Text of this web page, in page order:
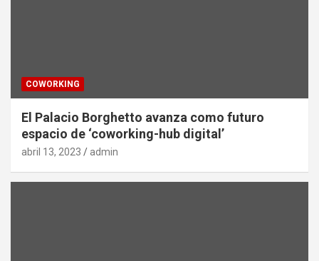
COWORKING
El Palacio Borghetto avanza como futuro
espacio de ‘coworking-hub digital’
abril 13, 2023 admin